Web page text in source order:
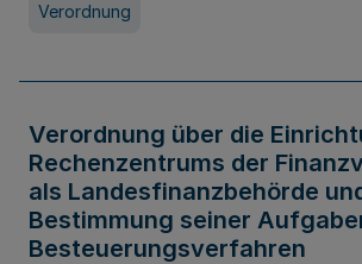
Verordnung
Verordnung über die
Rechenzentrums der
als Landesfinanzbehörde
Bestimmung seiner
Besteuerungsverfahren